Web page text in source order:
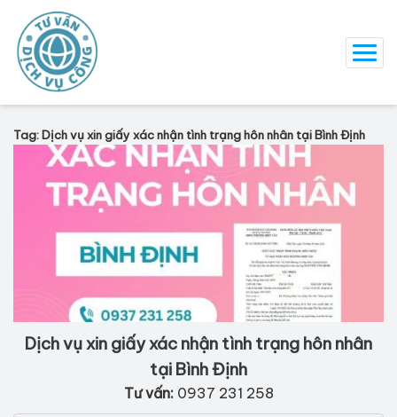
Tag: Dịch vụ xin giấy xác nhận tình trạng hôn nhân tại Bình Định
Dịch vụ xin giấy xác nhận tình trạng hôn nhân
tại Bình Định
Tư vấn: 0937 231 258